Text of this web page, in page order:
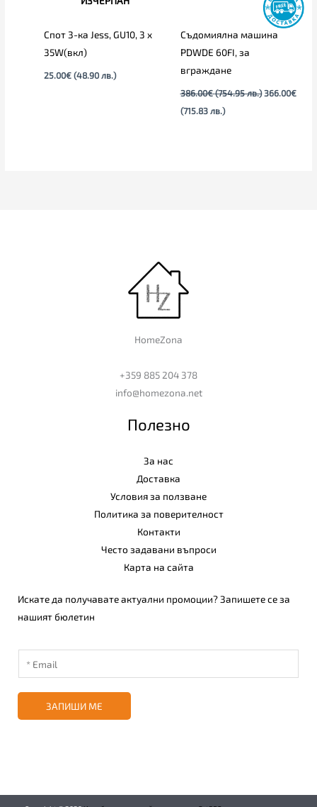
Спот 3-ка Jess, GU10, 3 x
35W(вкл)
25.00€ (48.90 лв.)
Съдомиялна машина
PDWDE 60FI, за
вграждане
386.00€ (754.95 лв.) 366.00€
(715.83 лв.)
HomeZona
+359 885 204 378
info@homezona.net
Полезно
За нас
Доставка
Условия за ползване
Политика за поверителност
Контакти
Често задавани въпроси
Карта на сайта
Искате да получавате актуални промоции? Запишете се за
нашият бюлетин
ЗАПИШИ МЕ